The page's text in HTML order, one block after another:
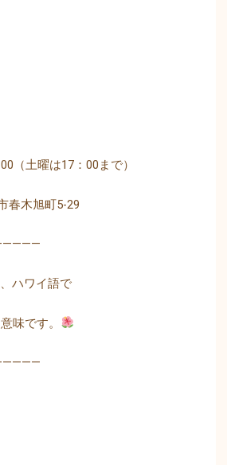
（土曜は17：00まで）
春木旭町5-29
ハワイ語で
味です。